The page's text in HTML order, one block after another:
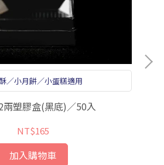
／小月餅／小蛋糕適用
兩塑膠盒(黑底)／50入
NT$165
加入購物車